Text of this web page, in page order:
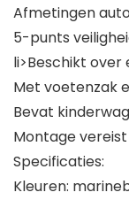
Afmetingen
5-punts
li>Beschikt
Met voetenzak
Bevat
Montage vereist
Specificaties:
Kleuren: